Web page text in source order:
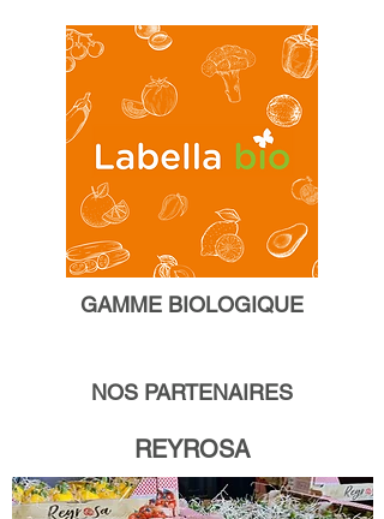
GAMME BIOLOGIQUE
NOS PARTENAIRES
REYROSA